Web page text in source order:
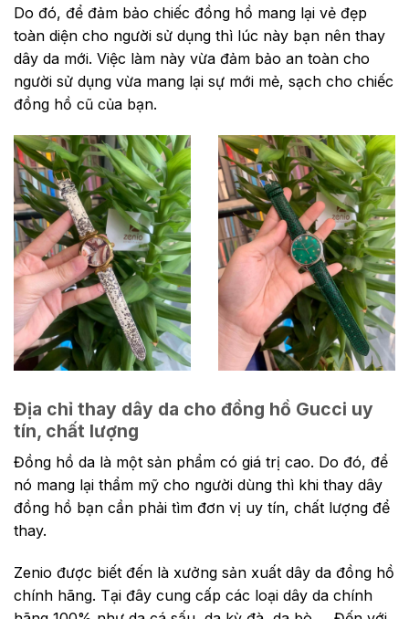
Do đó, để đảm bảo chiếc đồng hồ mang lại vẻ đẹp
toàn diện cho người sử dụng thì lúc này bạn nên thay
dây da mới. Việc làm này vừa đảm bảo an toàn cho
người sử dụng vừa mang lại sự mới mẻ, sạch cho chiếc
đồng hồ cũ của bạn.
Địa chỉ thay dây da cho đồng hồ Gucci uy
tín, chất lượng
Đồng hồ da là một sản phẩm có giá trị cao. Do đó, để
nó mang lại thẩm mỹ cho người dùng thì khi thay dây
đồng hồ bạn cần phải tìm đơn vị uy tín, chất lượng để
thay.
Zenio được biết đến là xưởng sản xuất dây da đồng hồ
chính hãng. Tại đây cung cấp các loại dây da chính